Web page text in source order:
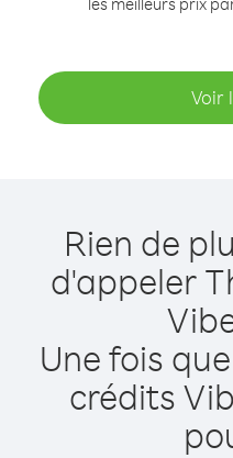
Voir
Rien de
d'appeler
Une fois
crédits